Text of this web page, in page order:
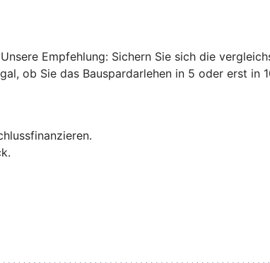
Empfehlung: Sichern Sie sich die
ob Sie das Bauspardarlehen in 5 oder erst in